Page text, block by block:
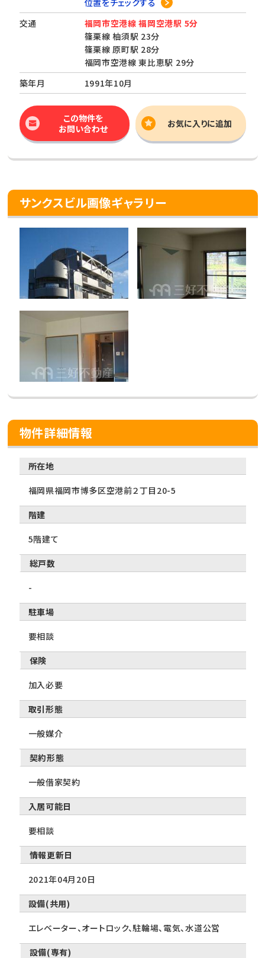
位置をチェックする
交通
福岡市空港線 福岡空港駅 5分
篠栗線 柚須駅 23分
篠栗線 原町駅 28分
福岡市空港線 東比恵駅 29分
築年月
1991年10月
この物件を
お問い合わせ
お気に入りに追加
サンクスビル画像ギャラリー
物件詳細情報
所在地
福岡県福岡市博多区空港前２丁目20-5
階建
5階建て
総戸数
-
駐車場
要相談
保険
加入必要
取引形態
一般媒介
契約形態
一般借家契約
入居可能日
要相談
情報更新日
2021年04月20日
設備(共用)
エレベーター、オートロック、駐輪場、電気、水道公営
設備(専有)